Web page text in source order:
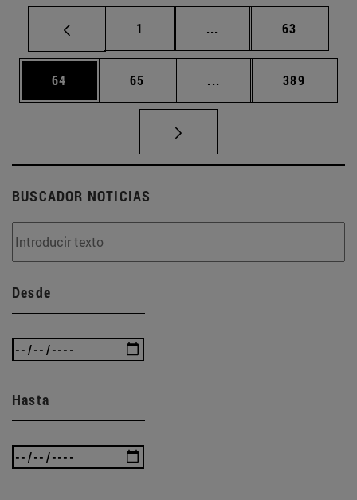
Página
1 ... Páginas intermedias
Página
63
Página
64 Página
65 ... Páginas intermedias
Página
389
BUSCADOR NOTICIAS
Desde
Hasta